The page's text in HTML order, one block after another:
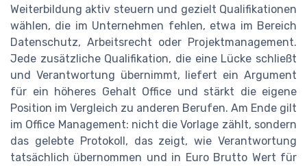
Weiterbildung aktiv steuern und gezielt Qualifikationen
wählen, die im Unternehmen fehlen, etwa im Bereich
Datenschutz, Arbeitsrecht oder Projektmanagement.
Jede zusätzliche Qualifikation, die eine Lücke schließt
und Verantwortung übernimmt, liefert ein Argument
für ein höheres Gehalt Office und stärkt die eigene
Position im Vergleich zu anderen Berufen. Am Ende gilt
im Office Management: nicht die Vorlage zählt, sondern
das gelebte Protokoll, das zeigt, wie Verantwortung
tatsächlich übernommen und in Euro Brutto Wert für